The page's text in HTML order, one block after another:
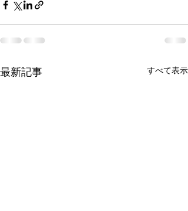
最新記事 すべて表示